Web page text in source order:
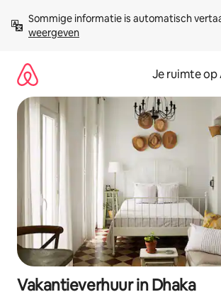
direct
naar
Sommige informatie is automatisch
weergeven
Je ruimte
Vakantieverhuur in Dhaka